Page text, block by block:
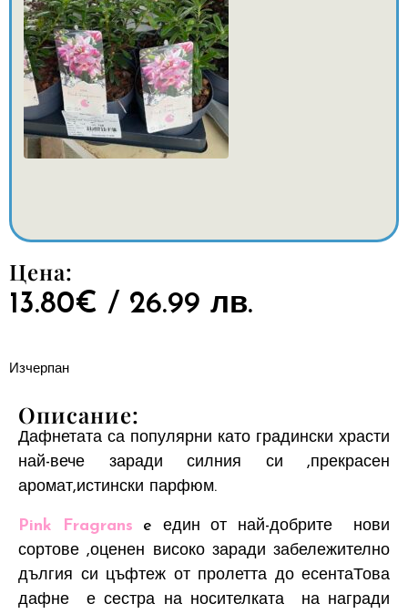
Цена:
13.80€ / 26.99 лв.
Изчерпан
Описание:
Дафнетата са популярни като градински храсти
най-вече заради силния си ,прекрасен
аромат,истински парфюм.
Pink Fragrans e един от най-добрите нови
сортове ,оценен високо заради забележително
дългия си цъфтеж от пролетта до есентаТова
дафне е сестра на носителката на награди